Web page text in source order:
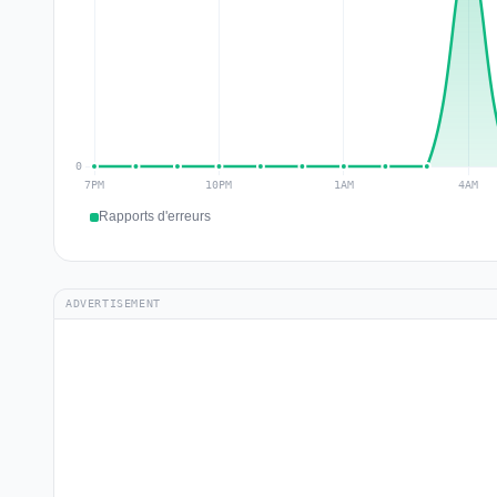
Rapports d'erreurs
ADVERTISEMENT